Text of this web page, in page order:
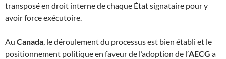
transposé en droit interne de chaque État signataire pour y
avoir force exécutoire.
Au Canada, le déroulement du processus est bien établi et le
positionnement politique en faveur de l’adoption de l’AECG a